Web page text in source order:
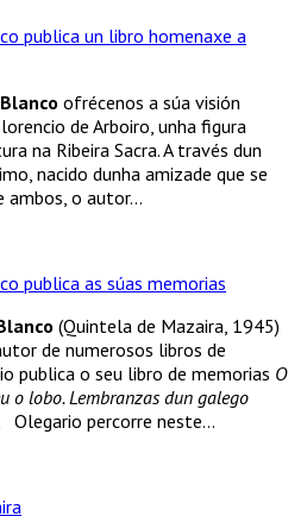
publica un libro homenaxe a
ofrécenos a súa visión
de Arboiro, unha figura
na Ribeira Sacra. A través dun
nacido dunha amizade que se
ambos, o autor...
publica as súas memorias
(Quintela de Mazaira, 1945)
de numerosos libros de
publica o seu libro de memorias O
o lobo. Lembranzas dun galego
. Olegario percorre neste...